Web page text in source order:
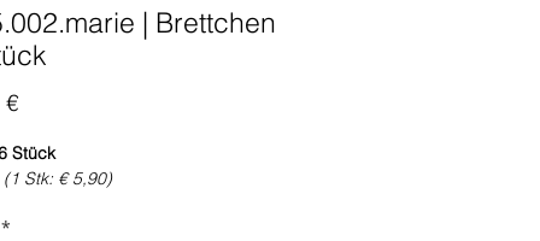
| Brettchen
€
Stück
(1 Stk: € 5,90)
*